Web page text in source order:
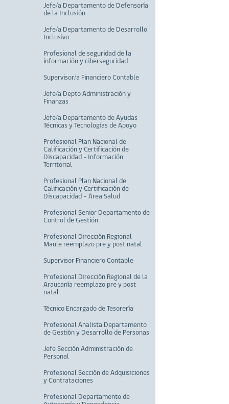
Jefe/a Departamento de Defensoría
de la Inclusión
Jefe/a Departamento de Desarrollo
Inclusivo
Profesional de seguridad de la
información y ciberseguridad
Supervisor/a Financiero Contable
Jefe/a Depto Administración y
Finanzas
Jefe/a Departamento de Ayudas
Técnicas y Tecnologías de Apoyo
Profesional Plan Nacional de
Calificación y Certificación de
Discapacidad - Información
Territorial
Profesional Plan Nacional de
Calificación y Certificación de
Discapacidad – Área Salud
Profesional Senior Departamento de
Control de Gestión
Profesional Dirección Regional
Maule reemplazo pre y post natal
Supervisor Financiero Contable
Profesional Dirección Regional de la
Araucanía reemplazo pre y post
natal
Técnico Encargado de Tesorería
Profesional Analista Departamento
de Gestión y Desarrollo de Personas
Jefe Sección Administración de
Personal
Profesional Sección de Adquisiciones
y Contrataciones
Profesional Departamento de